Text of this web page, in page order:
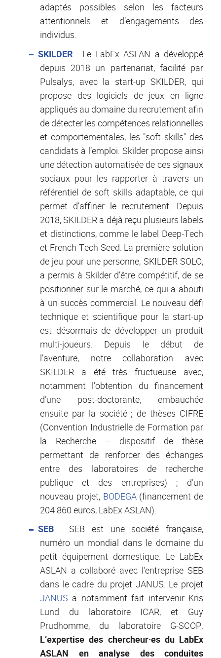
adaptés possibles selon les facteurs
attentionnels et d’engagements des
individus.
SKILDER: Le LabEx ASLAN a développé
depuis 2018 un partenariat, facilité par
Pulsalys, avec la start-up SKILDER, qui
propose des logiciels de jeux en ligne
appliqués au domaine du recrutement afin
de détecter les compétences relationnelles
et comportementales, les "soft skills" des
candidats à l’emploi. Skilder propose ainsi
une détection automatisée de ces signaux
sociaux pour les rapporter à travers un
référentiel de soft skills adaptable, ce qui
permet d’affiner le recrutement. Depuis
2018, SKILDER a déjà reçu plusieurs labels
et distinctions, comme le label Deep-Tech
et French Tech Seed. La première solution
de jeu pour une personne, SKILDER SOLO,
a permis à Skilder d’être compétitif, de se
positionner sur le marché, ce qui a abouti
à un succès commercial. Le nouveau défi
technique et scientifique pour la start-up
est désormais de développer un produit
multi-joueurs. Depuis le début de
l’aventure, notre collaboration avec
SKILDER a été très fructueuse avec,
notamment l’obtention du financement
d’une post-doctorante, embauchée
ensuite par la société ; de thèses CIFRE
(Convention Industrielle de Formation par
la Recherche – dispositif de thèse
permettant de renforcer des échanges
entre des laboratoires de recherche
publique et des entreprises) ; d’un
nouveau projet, BODEGA(financement de
204 860 euros, LabEx ASLAN).
SEB
: SEB est une société française,
numéro un mondial dans le domaine du
petit équipement domestique. Le LabEx
ASLAN a collaboré avec l'entreprise SEB
dans le cadre du projet JANUS. Le projet
JANUS a notamment fait intervenir Kris
Lund du laboratoire ICAR, et Guy
Prudhomme, du laboratoire G-SCOP.
L’expertise des chercheur·es du LabEx
ASLAN en analyse des conduites